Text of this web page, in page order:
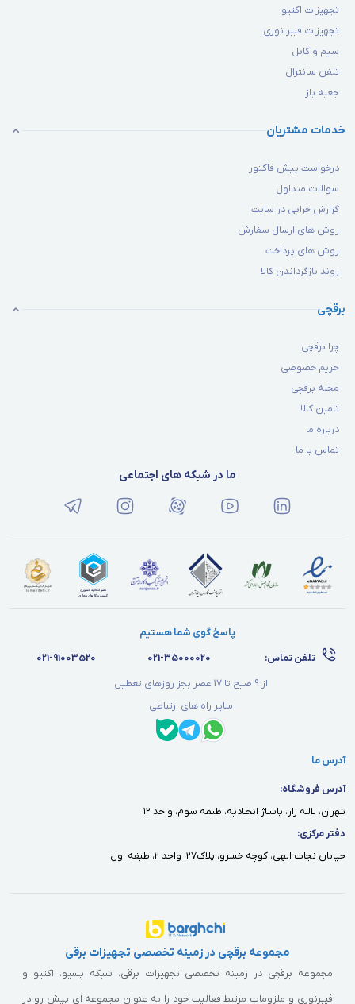
تجهیزات اکتیو
تجهیزات فیبر نوری
سیم و کابل
تلفن سانترال
جعبه باز
خدمات مشتریان
درخواست پیش فاکتور
سوالات متداول
گزارش خرابی در سایت
روش های ارسال سفارش
روش های پرداخت
روند بازگرداندن کالا
برقچی
چرا برقچی
حریم خصوصی
مجله برقچی
تامین کالا
درباره ما
تماس با ما
ما در شبکه های اجتماعی
پاسخ گوی شما هستیم
تلفن تماس:
021-35000020
021-91003520
از 9 صبح تا 17 عصر بجز روزهای تعطیل
سایر راه های ارتباطی
آدرس ما
آدرس فروشگاه:
تـهران، لالـه زار، پاسـاژ اتحـاديه، طبقه سوم، واحد ١٢
دفتر مركزى:
خيابان نجات الهى، كوچه خسرو، پلاك٢٧، واحد ٢، طبقه اول
مجموعه برقچی در زمینه تخصصی تجهیزات برقی
مجموعه برقچی در زمینه تخصصی تجهیزات برقی، شبکه پسیو، اکتیو و
فیبرنوری و ملزومات مرتبط فعالیت خود را به عنوان مجموعه ای پیش رو در